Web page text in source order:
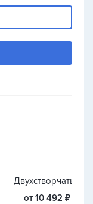
Двухстворчатые
от 10 492 ₽